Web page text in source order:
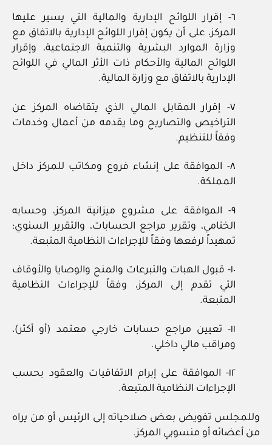
٦- إقرار اللوائح الإدارية والمالية التي يسير عليها
المركز، على أن يكون إقرار اللوائح الإدارية بالاتفاق مع
وزارة الموارد البشرية والتنمية الاجتماعية، وإقرار
اللوائح المالية والأحكام ذات الأثر المالي في اللوائح
الإدارية بالاتفاق مع وزارة المالية.
٧- إقرار المقابل المالي الذي يتقاضاه المركز عن
التراخيص والتصاريح وما يقدمه من أعمال وخدمات
وفقاً للتنظيم.
٨- الموافقة على إنشاء فروع ومكاتب للمركز داخل
المملكة.
٩- الموافقة على مشروع ميزانية المركز، وحسابه
الختامي، وتقرير مراجع الحسابات، والتقرير السنوي؛
تمهيداً لرفعها وفقاً للإجراءات النظامية المتبعة.
١٠- قبول الهبات والتبرعات والمنح والوصايا والأوقاف
التي تقدم إلى المركز، وفقاً للإجراءات النظامية
المتبعة.
١١- تعيين مراجع حسابات خارجي معتمد (أو أكثر)،
ومراقب مالي داخلي.
١٢- الموافقة على إبرام الاتفاقيات والعقود بحسب
الإجراءات النظامية المتبعة.
وللمجلس تفويض بعض صلاحياته إلى الرئيس أو من يراه
من أعضائه أو منسوبي المركز.